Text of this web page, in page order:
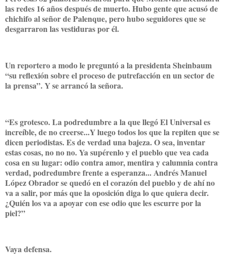
las redes 16 años después de muerto. Hubo gente que acusó de
chichifo al señor de Palenque, pero hubo seguidores que se
desgarraron las vestiduras por él.
Un reportero a modo le preguntó a la presidenta Sheinbaum
“su reflexión sobre el proceso de putrefacción en un sector de
la prensa”. Y se arrancó la señora.
“Es grotesco. La podredumbre a la que llegó El Universal es
increíble, de no creerse...Y luego todos los que la repiten que se
dicen periodistas. Es de verdad una bajeza. O sea, inventar
estas cosas, no no no. Ya supérenlo y el pueblo que vea cada
cosa en su lugar: odio contra amor, mentira y calumnia contra
verdad, podredumbre frente a esperanza... Andrés Manuel
López Obrador se quedó en el corazón del pueblo y de ahí no
va a salir, por más que la oposición diga lo que quiera decir.
¿Quién los va a apoyar con ese odio que les escurre por la
piel?”
Vaya defensa.